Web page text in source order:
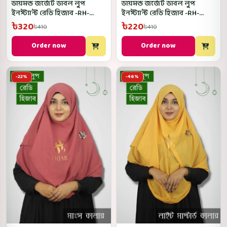
ডায়মন্ড জর্জেট ডাবল লুপ
ইনস্ট্যান্ট রেডি হিজাব -RH-
Navy Blue Color
৳320৳410
Order now
ডায়মন্ড জর্জেট ডাবল লুপ
ইনস্ট্যান্ট রেডি হিজাব -RH-
Misty Color
৳220৳410
Order now
-22% -46%